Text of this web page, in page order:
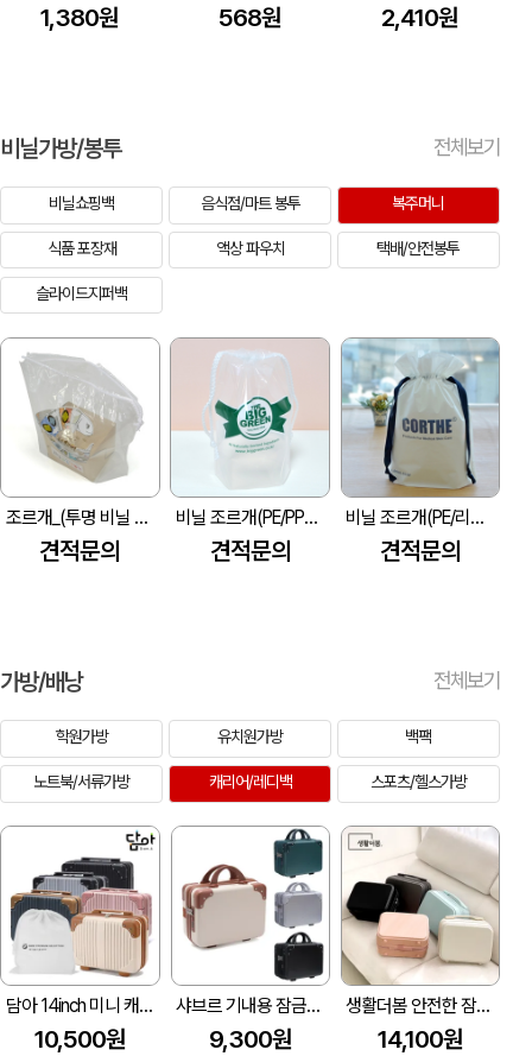
1,380원 568원 2,410원
비닐가방/봉투 전체보기
비닐쇼핑백 음식점/마트 봉투 복주머니
식품 포장재 액상 파우치 택배/안전봉투
슬라이드지퍼백
조르개_(투명 비닐 조르게)
견적문의
비닐 조르개(PE/PP브레이드끈) (170x80x200mm)
견적문의
비닐 조르개(PE/리본끈) (230x292mm)
견적문의
가방/배낭 전체보기
학원가방 유치원가방 백팩
노트북/서류가방 캐리어/레디백 스포츠/헬스가방
담아 14inch 미니 캐리어 결합백 레디백
10,500원
샤브르 기내용 잠금장치 있는여행용 보조 캐리어 레디백
9,300원
생활더봄 안전한 잠금형 14인치 레디백 기내용 미니 캐리어
14,100원